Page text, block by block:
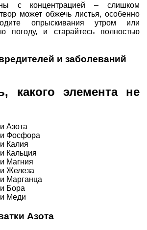
с концентрацией – слишком
может обжечь листья, особенно
опрыскивания утром или
погоду, и старайтесь полностью
и заболеваний
какого элемента не
Азота
Фосфора
Калия
Кальция
Магния
Железа
Марганца
Бора
Меди
Азота